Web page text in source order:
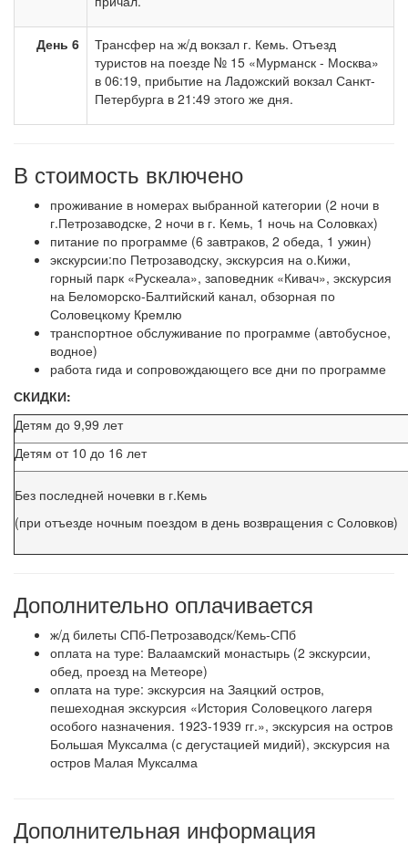
День 6
Трансфер на ж/д вокзал г. Кемь. Отъезд
туристов на поезде № 15 «Мурманск - Москва»
в 06:19, прибытие на Ладожский вокзал Санкт-
Петербурга в 21:49 этого же дня.
В стоимость включено
проживание в номерах выбранной категории (2 ночи в
г.Петрозаводске, 2 ночи в г. Кемь, 1 ночь на Соловках)
питание по программе (6 завтраков, 2 обеда, 1 ужин)
экскурсии:по Петрозаводску, экскурсия на о.Кижи,
горный парк «Рускеала», заповедник «Кивач», экскурсия
на Беломорско-Балтийский канал, обзорная по
Соловецкому Кремлю
транспортное обслуживание по программе (автобусное,
водное)
работа гида и сопровождающего все дни по программе
СКИДКИ:
Детям до 9,99 лет
Детям от 10 до 16 лет
Без последней ночевки в г.Кемь
(при отъезде ночным поездом в день возвращения с Соловков)
Дополнительно оплачивается
ж/д билеты СПб-Петрозаводск/Кемь-СПб
оплата на туре: Валаамский монастырь (2 экскурсии,
обед, проезд на Метеоре)
оплата на туре: экскурсия на Заяцкий остров,
пешеходная экскурсия «История Соловецкого лагеря
особого назначения. 1923-1939 гг.», экскурсия на остров
Большая Муксалма (с дегустацией мидий), экскурсия на
остров Малая Муксалма
Дополнительная информация